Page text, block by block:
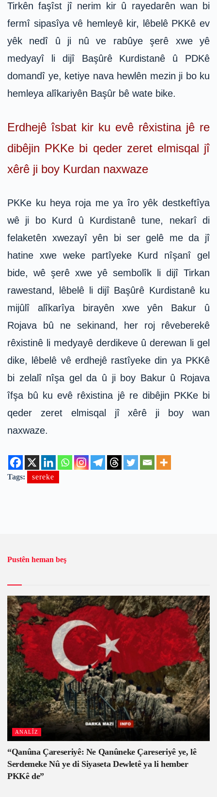
Tirkên faşîst jî nerim kir û rayedarên wan bi
fermî sipasîya vê hemleyê kir, lêbelê PKKê ev
yêk nedî û ji nû ve rabûye şerê xwe yê
medyayî li dijî Başûrê Kurdistanê û PDKê
domandî ye, ketiye nava hewlên mezin ji bo ku
hemleya alîkariyên Başûr bê wate bike.
Erdhejê îsbat kir ku evê rêxistina jê re
dibêjin PKKe bi qeder zeret elmisqal jî
xêrê ji boy Kurdan naxwaze
PKKe ku heya roja me ya îro yêk destkeftîya
wê ji bo Kurd û Kurdistanê tune, nekarî di
felaketên xwezayî yên bi ser gelê me da jî
hatine xwe weke partîyeke Kurd nîşanî gel
bide, wê şerê xwe yê sembolîk li dijî Tirkan
rawestand, lêbelê li dijî Başûrê Kurdistanê ku
mijûlî alîkarîya birayên xwe yên Bakur û
Rojava bû ne sekinand, her roj rêveberekê
rêxistinê li medyayê derdikeve û derewan li gel
dike, lêbelê vê erdhejê rastîyeke din ya PKKê
bi zelalî nîşa gel da û ji boy Bakur û Rojava
îfşa bû ku evê rêxistina jê re dibêjin PKKe bi
qeder zeret elmisqal jî xêrê ji boy wan
naxwaze.
Tags: sereke
Pustên heman beş
ANALÎZ
“Qanûna Çareseriyê: Ne Qanûneke Çareseriyê ye, lê
Serdemeke Nû ye di Siyaseta Dewletê ya li hember
PKKê de”